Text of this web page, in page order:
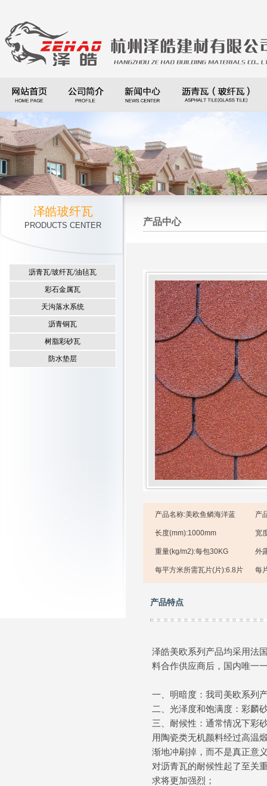
泽皓玻纤瓦
PRODUCTS CENTER
沥青瓦/玻纤瓦/油毡瓦
彩石金属瓦
天沟落水系统
沥青铜瓦
树脂彩砂瓦
防水垫层
产品中心
产品名称:美欧鱼鳞海洋蓝 产
长度(mm):1000mm 宽
重量(kg/m2):每包30KG 外
每平方米所需瓦片(片):6.8片 每
产品特点
泽皓美欧系列产品均采用法
料合作供应商后，国内唯一
一、明暗度：我司美欧系列
二、光泽度和饱满度：彩麟
三、耐候性：通常情况下彩
用陶瓷类无机颜料经过高温
渐地冲刷掉，而不是真正意
对沥青瓦的耐候性起了至关
求将更加强烈；